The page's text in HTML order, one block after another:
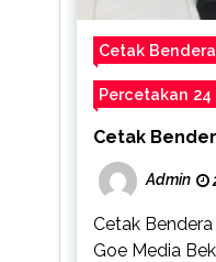
Cetak
Percetakan 24
Cetak
Admin
Cetak
Goe Media